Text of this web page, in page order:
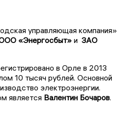
управляющая компания»
«Энергосбыт» и ЗАО
в Орле в 2013
10 тысяч рублей. Основной
электроэнергии.
является Валентин Бочаров.